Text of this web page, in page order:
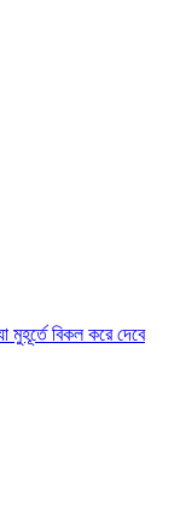
মুহূর্তে বিকল করে দেবে